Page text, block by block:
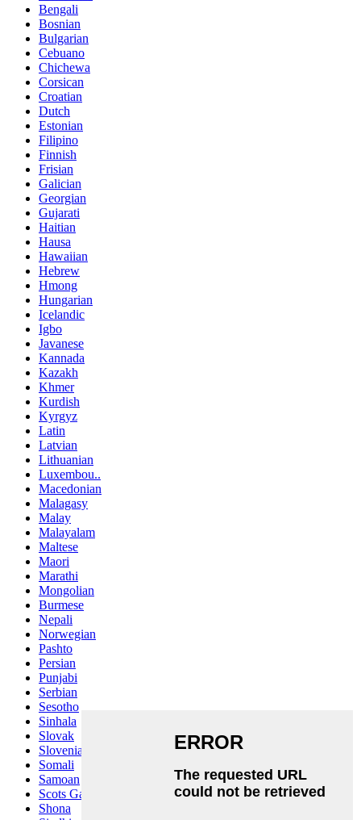
Bengali
Bosnian
Bulgarian
Cebuano
Chichewa
Corsican
Croatian
Dutch
Estonian
Filipino
Finnish
Frisian
Galician
Georgian
Gujarati
Haitian
Hausa
Hawaiian
Hebrew
Hmong
Hungarian
Icelandic
Igbo
Javanese
Kannada
Kazakh
Khmer
Kurdish
Kyrgyz
Latin
Latvian
Lithuanian
Luxembou..
Macedonian
Malagasy
Malay
Malayalam
Maltese
Maori
Marathi
Mongolian
Burmese
Nepali
Norwegian
Pashto
Persian
Punjabi
Serbian
Sesotho
Sinhala
Slovak
Slovenian
Somali
Samoan
Scots Gaelic
Shona